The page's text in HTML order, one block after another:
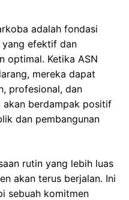
adalah fondasi
yang efektif dan
optimal. Ketika ASN
mereka dapat
profesional, dan
berdampak positif
dan pembangunan
rutin yang lebih luas
akan terus berjalan. Ini
sebuah komitmen